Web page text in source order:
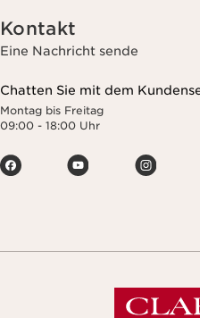
Kontakt
Eine Nachricht sende
Chatten Sie mit dem
Montag bis Freitag
09:00 - 18:00 Uhr